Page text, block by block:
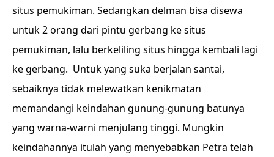
situs pemukiman. Sedangkan delman bisa disewa
untuk 2 orang dari pintu gerbang ke situs
pemukiman, lalu berkeliling situs hingga kembali lagi
ke gerbang. Untuk yang suka berjalan santai,
sebaiknya tidak melewatkan kenikmatan
memandangi keindahan gunung-gunung batunya
yang warna-warni menjulang tinggi. Mungkin
keindahannya itulah yang menyebabkan Petra telah